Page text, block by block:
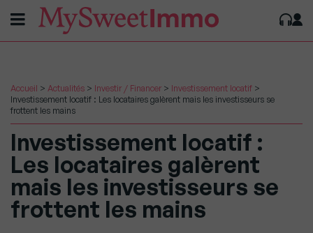
Accueil > Actualités > Investir / Financer > Investissement locatif >
Investissement locatif : Les locataires galèrent mais les investisseurs se
frottent les mains
Investissement locatif :
Les locataires galèrent
mais les investisseurs se
frottent les mains